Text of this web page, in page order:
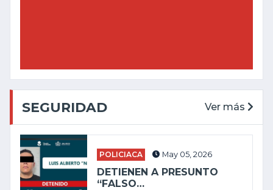
SEGURIDAD Ver más
POLICIACA May 05, 2026
DETIENEN A PRESUNTO
“FALSO…